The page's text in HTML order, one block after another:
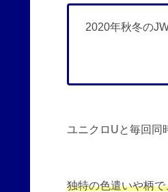
2020年秋冬の
ユニクロUと毎回同
独特の色遣いや柄